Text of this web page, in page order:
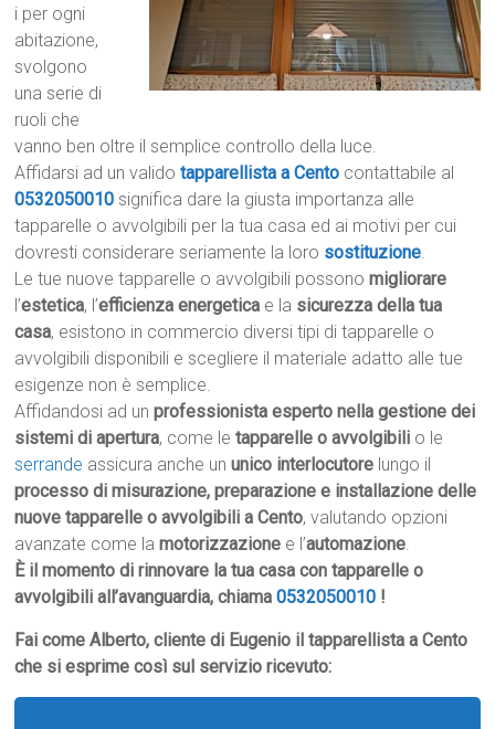
i per ogni
abitazione,
svolgono
una serie di
ruoli che
vanno ben oltre il semplice controllo della luce.
Affidarsi ad un validotapparellista a Cento contattabile al
0532050010 significa dare la giusta importanza alle
tapparelle o avvolgibili per la tua casa ed ai motivi per cui
dovresti considerare seriamente la loro sostituzione.
Le tue nuove tapparelle o avvolgibili possonomigliorare
l’estetica, l’efficienza energetica e la sicurezza della tua
casa, esistono in commercio diversi tipi di tapparelle o
avvolgibili disponibili e scegliere il materiale adatto alle tue
esigenze non è semplice.
Affidandosi ad unprofessionista esperto nella gestione dei
sistemi di apertura, come letapparelle o avvolgibili o le
serrande assicura anche ununico interlocutore lungo il
processo di misurazione, preparazione e installazione delle
nuove tapparelle o avvolgibili a Cento, valutando opzioni
avanzate come lamotorizzazione e l’automazione.
È il momento di rinnovare la tua casa con tapparelle o
avvolgibili all’avanguardia, chiama0532050010 !
Fai come Alberto, cliente di Eugenio il tapparellista a Cento
che si esprime così sul servizio ricevuto: